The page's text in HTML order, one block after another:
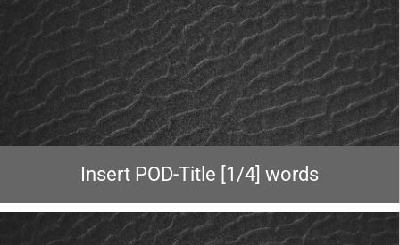
Insert POD-Title [1/4] words